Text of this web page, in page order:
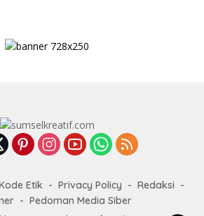
Etik Privacy Policy
Redaksi
Pedoman Media Siber